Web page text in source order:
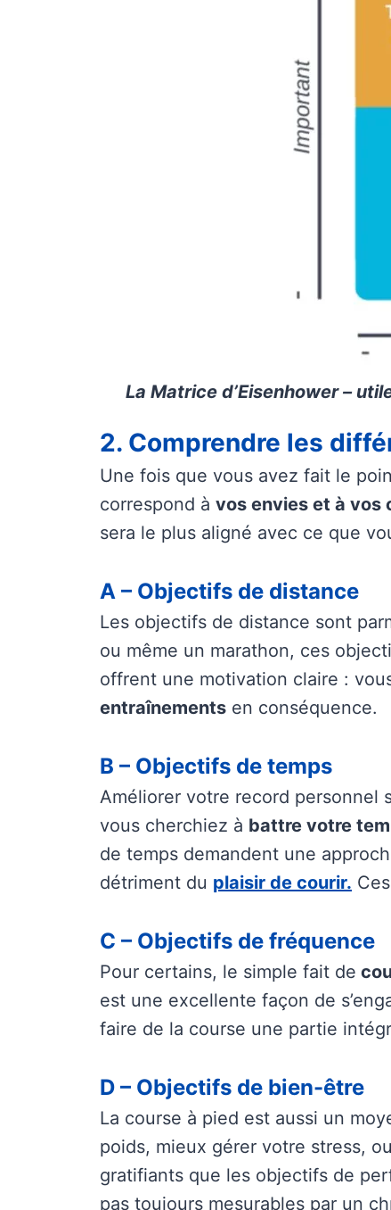
La Matrice d’Eisenhower –
2. Comprendre les
Une fois que vous avez fait le
correspond à vos envies et à vos
sera le plus aligné avec ce que
A – Objectifs de distance
Les objectifs de distance sont
ou même un marathon, ces
offrent une motivation claire :
entraînements en conséquence.
B – Objectifs de temps
Améliorer votre record personnel
vous cherchiez à battre votre
de temps demandent une
détriment du plaisir de courir.
C – Objectifs de fréquence
Pour certains, le simple fait de
est une excellente façon de
faire de la course une partie
D – Objectifs de bien-être
La course à pied est aussi un
poids, mieux gérer votre stress,
gratifiants que les objectifs de
pas toujours mesurables par un